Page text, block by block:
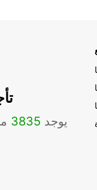
يوجد 3835